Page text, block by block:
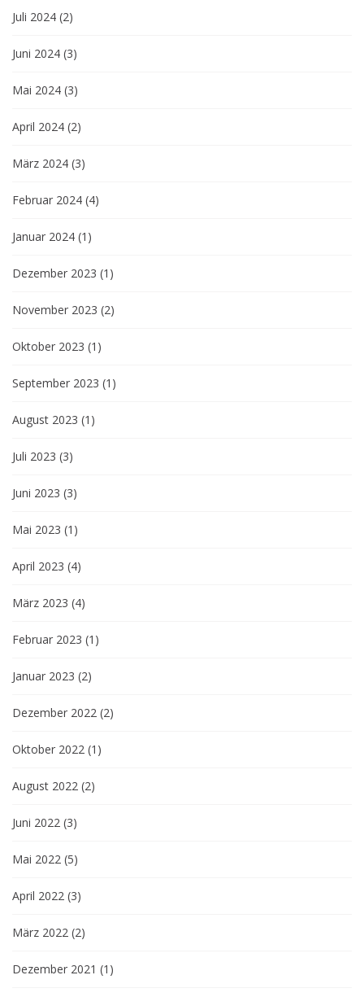
Juli 2024 (2)
Juni 2024 (3)
Mai 2024 (3)
April 2024 (2)
März 2024 (3)
Februar 2024 (4)
Januar 2024 (1)
Dezember 2023 (1)
November 2023 (2)
Oktober 2023 (1)
September 2023 (1)
August 2023 (1)
Juli 2023 (3)
Juni 2023 (3)
Mai 2023 (1)
April 2023 (4)
März 2023 (4)
Februar 2023 (1)
Januar 2023 (2)
Dezember 2022 (2)
Oktober 2022 (1)
August 2022 (2)
Juni 2022 (3)
Mai 2022 (5)
April 2022 (3)
März 2022 (2)
Dezember 2021 (1)